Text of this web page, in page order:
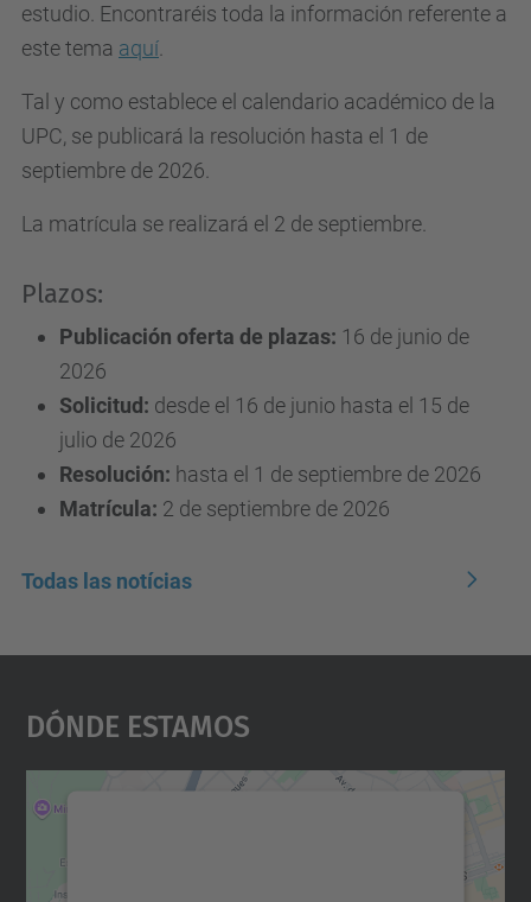
estudio. Encontraréis toda la información referente a
este tema aquí
Tal y como establece el calendario académico de la
UPC, se publicará la resolución hasta el 1 de
septiembre de 2026.
La matrícula se realizará el 2 de septiembre.
Plazos:
Publicación oferta de plazas: 16 de junio de
2026
Solicitud: desde el 16 de junio hasta el 15 de
julio de 2026
Resolución: hasta el 1 de septiembre de 2026
Matrícula: 2 de septiembre de 2026
Todas las notícias
Dónde Estamos